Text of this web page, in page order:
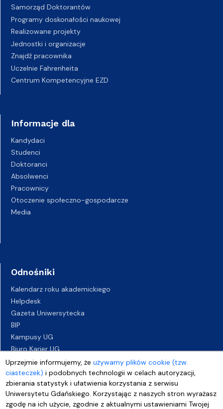
Uprzejmie informujemy, żeużywamy plików cookie (tzw.
ciasteczek) i podobnych technologii w celach autoryzacji,
zbierania statystyk i ułatwienia korzystania z serwisu
Uniwersytetu Gdańskiego. Korzystając z naszych stron wyrażasz
zgodę na ich użycie, zgodnie z aktualnymi ustawieniami Twojej
Samorząd Doktorantów
Programy doskonałości naukowej
Realizowane projekty
Jednostki i organizacje
Znajdź pracownika
Uczelnie Fahrenheita
Centrum Kompetencyjne EZD
Informacje dla
Kandydaci
Studenci
Doktoranci
Absolwenci
Pracownicy
Otoczenie społeczno-gospodarcze
Media
Odnośniki
Kalendarz roku akademickiego
Helpdesk
Gazeta Uniwersytecka
BIP
Kampusy UG
Biuro Karier UG
Oferty pracy
Deklaracja dostępności